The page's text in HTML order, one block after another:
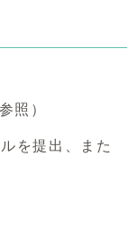
照）
を提出、また